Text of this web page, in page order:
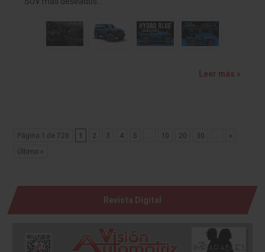
Leer más »
Página 1 de 728 1 2 3 4 5 10 20 30
»
Último »
Revista Digital